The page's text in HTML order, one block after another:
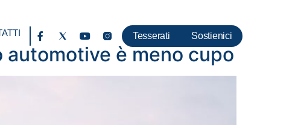
Tesserati Sostienici
è meno cupo